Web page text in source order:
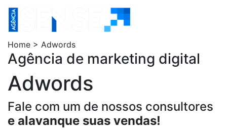
Home > Adwords
Agência de marketing digital
Adwords
Fale com um de nossos consultores
e alavanque suas vendas!